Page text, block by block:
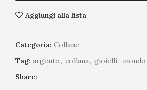
Aggiungi alla lista
Categoria: Collane
Tag: argento, collana, gioielli, mondo
Share: